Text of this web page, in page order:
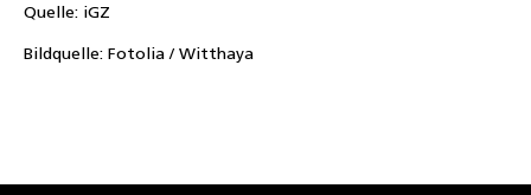
Quelle: iGZ
Bildquelle: Fotolia / Witthaya